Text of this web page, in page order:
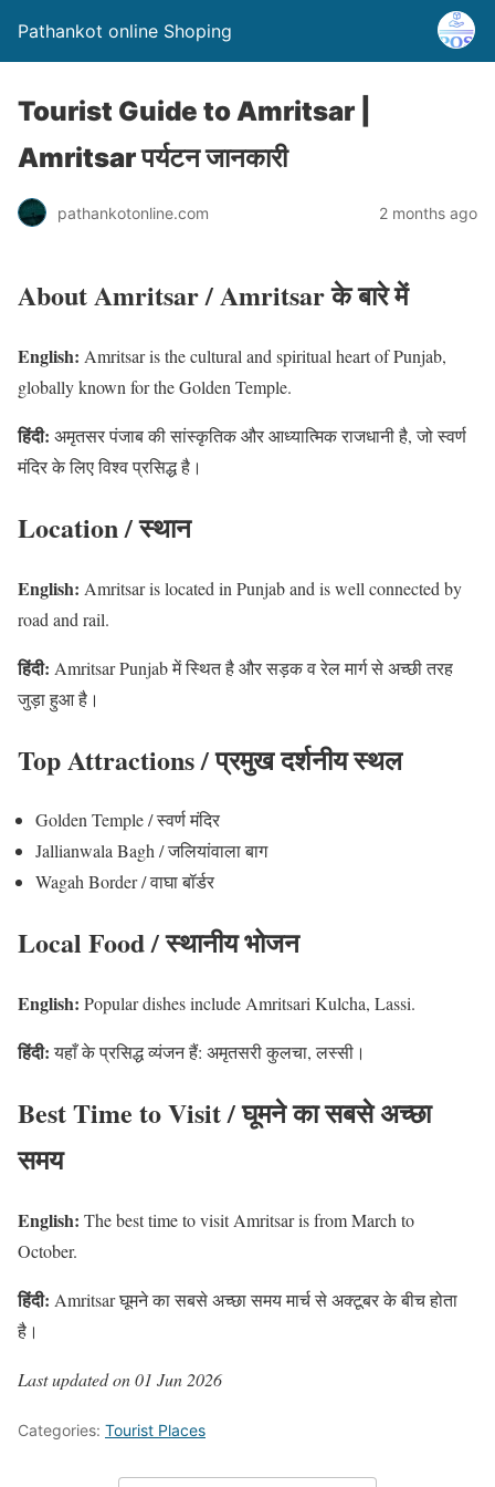
Pathankot online Shoping
Tourist Guide to Amritsar |
Amritsar पर्यटन जानकारी
pathankotonline.com 2 months ago
About Amritsar / Amritsar के बारे में
English: Amritsar is the cultural and spiritual heart of Punjab,
globally known for the Golden Temple.
हिंदी: अमृतसर पंजाब की सांस्कृतिक और आध्यात्मिक राजधानी है, जो स्वर्ण
मंदिर के लिए विश्व प्रसिद्ध है।
Location / स्थान
English: Amritsar is located in Punjab and is well connected by
road and rail.
हिंदी: Amritsar Punjab में स्थित है और सड़क व रेल मार्ग से अच्छी तरह
जुड़ा हुआ है।
Top Attractions / प्रमुख दर्शनीय स्थल
Golden Temple / स्वर्ण मंदिर
Jallianwala Bagh / जलियांवाला बाग
Wagah Border / वाघा बॉर्डर
Local Food / स्थानीय भोजन
English: Popular dishes include Amritsari Kulcha, Lassi.
हिंदी:यहाँ के प्रसिद्ध व्यंजन हैं: अमृतसरी कुलचा, लस्सी।
Best Time to Visit / घूमने का सबसे अच्छा
समय
English: The best time to visit Amritsar is from March to
October.
हिंदी: Amritsar घूमने का सबसे अच्छा समय मार्च से अक्टूबर के बीच होता
है।
Last updated on 01 Jun 2026
Categories: Tourist Places